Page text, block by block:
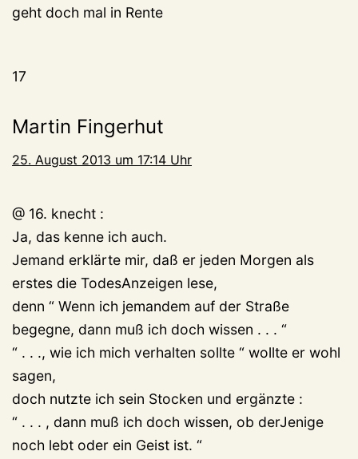
geht doch mal in Rente
17
Martin Fingerhut
25. August 2013 um 17:14 Uhr
@ 16. knecht :
Ja, das kenne ich auch.
Jemand erklärte mir, daß er jeden Morgen als
erstes die TodesAnzeigen lese,
denn “ Wenn ich jemandem auf der Straße
begegne, dann muß ich doch wissen . . . “
“ . . ., wie ich mich verhalten sollte “ wollte er wohl
sagen,
doch nutzte ich sein Stocken und ergänzte :
“ . . . , dann muß ich doch wissen, ob derJenige
noch lebt oder ein Geist ist. “